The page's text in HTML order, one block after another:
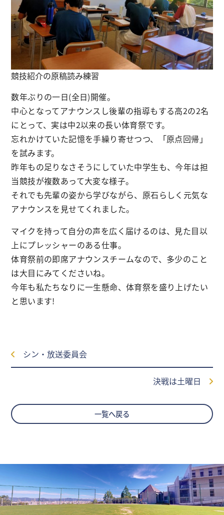
競技紹介の原稿読み練習
数年ぶりの一日(全日)開催。
中心となってアナウンスし後輩の指導もする高2の2名
にとって、実は中2以来の長い体育祭です。
忘れかけていた記憶を手繰り寄せつつ、「原点回帰」
を試みます。
昨年もの足りなさそうにしていた中学生も、今年は担
当競技が複数あって大変な様子。
それでも先輩の姿から学びながら、原石らしく元気な
アナウンスを見せてくれました。
マイクを持って自分の声を広く届けるのは、見た目以
上にプレッシャーのある仕事。
体育祭前の即席アナウンスチームなので、多少のこと
は大目にみてくださいね。
今年も私たちなりに一生懸命、体育祭を盛り上げたい
と思います!
シン・放送委員会
決戦は土曜日
一覧へ戻る